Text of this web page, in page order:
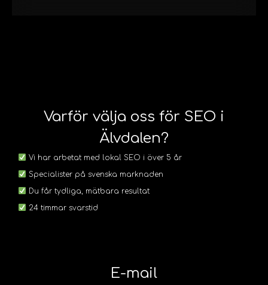
Varför välja oss för SEO i
Älvdalen?
Vi har arbetat med lokal SEO i över 5 år
Specialister på svenska marknaden
Du får tydliga, mätbara resultat
24 timmar svarstid
E-mail